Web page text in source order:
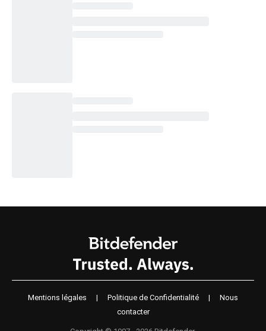
Mentions légales | Politique de Confidentialité |
Nous
contacter